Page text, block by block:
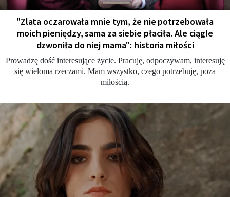
"Zlata oczarowała mnie tym, że nie potrzebowała
moich pieniędzy, sama za siebie płaciła. Ale ciągle
dzwoniła do niej mama": historia miłości
Prowadzę dość interesujące życie. Pracuję, odpoczywam, interesuję
się wieloma rzeczami. Mam wszystko, czego potrzebuję, poza
miłością.